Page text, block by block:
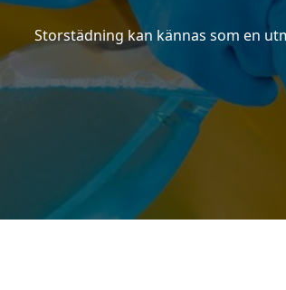
Storstädning kan kännas som en